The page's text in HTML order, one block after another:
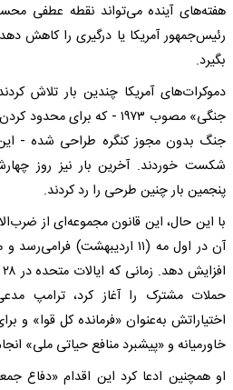
هفته‌های آینده می‌تواند نقطه عطفی
رئیس‌جمهور آمریکا یا درگیری را کاهش
بگیرد.
دموکرات‌های آمریکا چندین بار تلاش
جنگی» مصوب ۱۹۷۳ - که برای
جنگ بدون مجوز کنگره طراحی شده -
شکست خوردند. آخرین بار نیز روز
پنجمین بار چنین طرحی را رد کردند.
با این حال، این قانون مجموعه‌ای از
آن در اول مه (۱۱ اردیبهشت)
حملات مشترک را آغاز کرد، ترامپ
اختیاراتش به‌عنوان «فرمانده کل قوا» و
خاورمیانه و «پیشبرد منافع حیاتی ملی»
او همچنین ادعا کرد این اقدام «دفاع